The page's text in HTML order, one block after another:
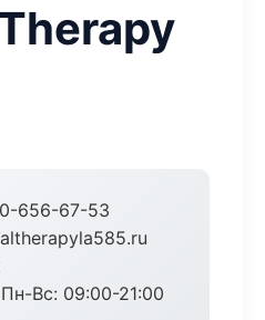
656-67-53
Пн-Вс: 09:00-21:00